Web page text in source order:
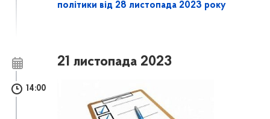
політики від 28 листопада 2023 року
21 листопада 2023
14:00